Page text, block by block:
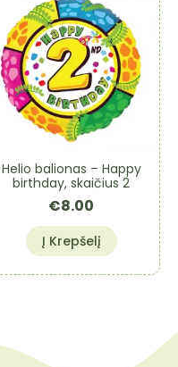
Helio balionas – Happy
birthday, skaičius 2
€8.00
Į Krepšelį